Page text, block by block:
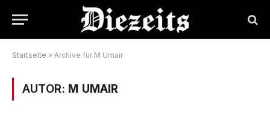
Startseite » Archive für M Umair
AUTOR: M UMAIR